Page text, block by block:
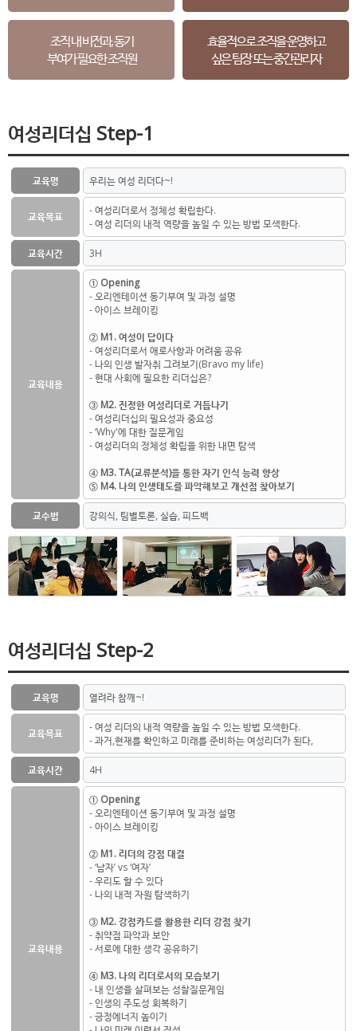
조직 내 비전과, 동기
부여가 필요한 조직원
효율적으로 조직을 운영하고
싶은 팀장 또는 중간관리자
여성리더십 Step-1
교육명 우리는 여성 리더다~!
교육목표
- 여성리더로서 정체성 확립한다.
- 여성 리더의 내적 역량을 높일 수 있는 방법 모색한다.
교육시간 3H
교육내용
① Opening
- 오리엔테이션 동기부여 및 과정 설명
- 아이스 브레이킹
② M1. 여성이 답이다
- 여성리더로서 애로사항과 어려움 공유
- 나의 인생 발자취 그려보기(Bravo my life)
- 현대 사회에 필요한 리더십은?
③ M2. 진정한 여성리더로 거듭나기
- 여성리더십의 필요성과 중요성
- ‘Why'에 대한 질문게임
- 여성리더의 정체성 확립을 위한 내면 탐색
④ M3. TA(교류분석)을 통한 자기 인식 능력 향상
⑤ M4. 나의 인생태도를 파악해보고 개선점 찾아보기
교수법 강의식, 팀별토론, 실습, 피드백
여성리더십 Step-2
교육명 열려라 참깨~!
교육목표
- 여성 리더의 내적 역량을 높일 수 있는 방법 모색한다.
- 과거,현재를 확인하고 미래를 준비하는 여성리더가 된다,
교육시간 4H
교육내용
① Opening
- 오리엔테이션 동기부여 및 과정 설명
- 아이스 브레이킹
② M1. 리더의 강점 대결
- ‘남자’ vs ‘여자’
- 우리도 할 수 있다
- 나의 내적 자원 탐색하기
③ M2. 강점카드를 활용한 리더 강점 찾기
- 취약점 파악과 보안
- 서로에 대한 생각 공유하기
④ M3. 나의 리더로서의 모습보기
- 내 인생을 살펴보는 성찰질문게임
- 인생의 주도성 회복하기
- 긍정에너지 높이기